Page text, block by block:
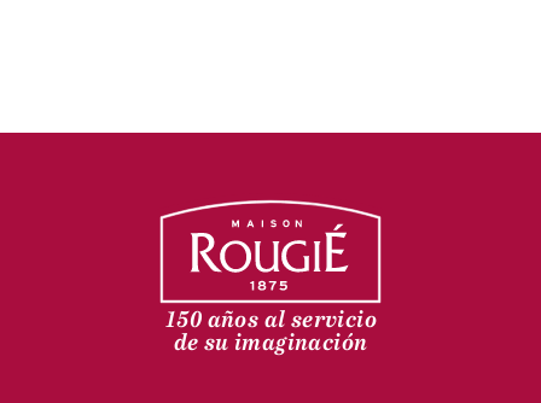
150 años al servicio
de su imaginación